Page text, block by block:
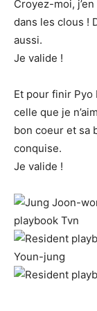
Croyez-moi,
dans les clous !
aussi.
Je valide !
Et pour finir Pyo
celle que je
bon coeur et sa
conquise.
Je valide !